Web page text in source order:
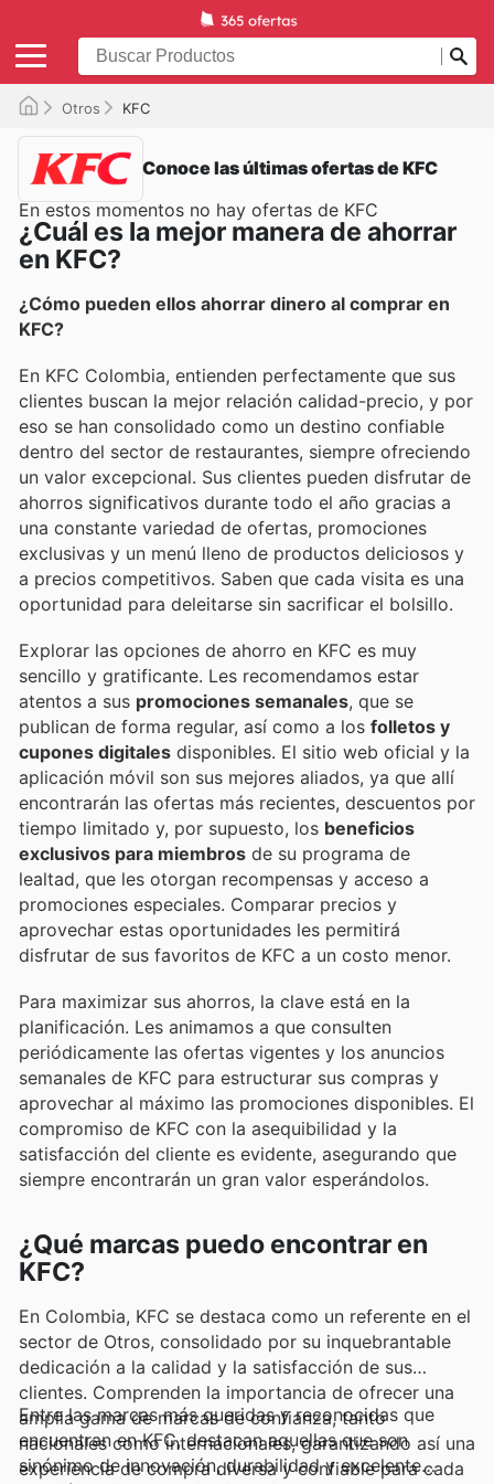
Otros KFC
Conoce las últimas ofertas de KFC
En estos momentos no hay ofertas de KFC
¿Cuál es la mejor manera de ahorrar
en KFC?
¿Cómo pueden ellos ahorrar dinero al comprar en
KFC?
En KFC Colombia, entienden perfectamente que sus
clientes buscan la mejor relación calidad-precio, y por
eso se han consolidado como un destino confiable
dentro del sector de restaurantes, siempre ofreciendo
un valor excepcional. Sus clientes pueden disfrutar de
ahorros significativos durante todo el año gracias a
una constante variedad de ofertas, promociones
exclusivas y un menú lleno de productos deliciosos y
a precios competitivos. Saben que cada visita es una
oportunidad para deleitarse sin sacrificar el bolsillo.
Explorar las opciones de ahorro en KFC es muy
sencillo y gratificante. Les recomendamos estar
atentos a sus promociones semanales, que se
publican de forma regular, así como a los folletos y
cupones digitales disponibles. El sitio web oficial y la
aplicación móvil son sus mejores aliados, ya que allí
encontrarán las ofertas más recientes, descuentos por
tiempo limitado y, por supuesto, los beneficios
exclusivos para miembros de su programa de
lealtad, que les otorgan recompensas y acceso a
promociones especiales. Comparar precios y
aprovechar estas oportunidades les permitirá
disfrutar de sus favoritos de KFC a un costo menor.
Para maximizar sus ahorros, la clave está en la
planificación. Les animamos a que consulten
periódicamente las ofertas vigentes y los anuncios
semanales de KFC para estructurar sus compras y
aprovechar al máximo las promociones disponibles. El
compromiso de KFC con la asequibilidad y la
satisfacción del cliente es evidente, asegurando que
siempre encontrarán un gran valor esperándolos.
¿Qué marcas puedo encontrar en
KFC?
En Colombia, KFC se destaca como un referente en el
sector de Otros, consolidado por su inquebrantable
dedicación a la calidad y la satisfacción de sus
clientes. Comprenden la importancia de ofrecer una
amplia gama de marcas de confianza, tanto
nacionales como internacionales, garantizando así una
experiencia de compra diversa y confiable para cada
Entre las marcas más queridas y reconocidas que
encuentran en KFC, destacan aquellas que son
sinónimo de innovación, durabilidad y excelente